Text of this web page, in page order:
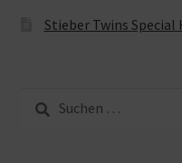
Stieber Twins Special
Suche
nach: